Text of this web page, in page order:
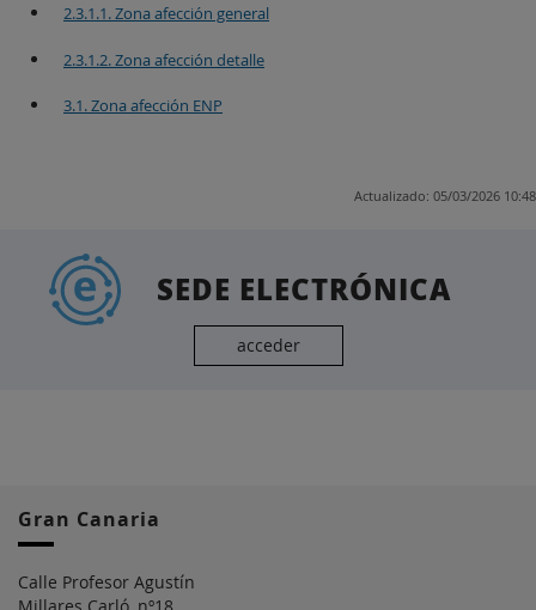
2.3.1.1. Zona afección general
2.3.1.2. Zona afección detalle
3.1. Zona afección ENP
Actualizado: 05/03/2026 10:48
SEDE ELECTRÓNICA
acceder
Gran Canaria
Calle Profesor Agustín